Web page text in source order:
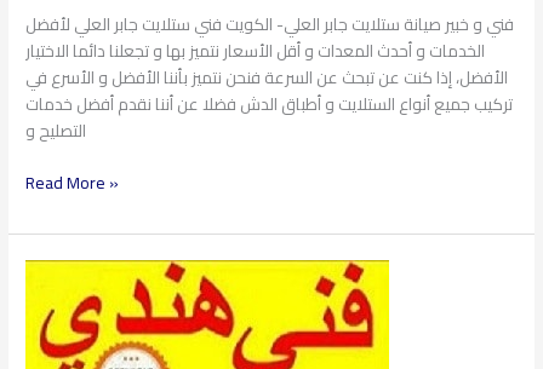
فني و خبير صيانة ستلايت جابر العلي- الكويت فني ستلايت جابر العلي لأفضل
الخدمات و أحدث المعدات و أقل الأسعار نتميز بها و تجعلنا دائما الاختيار
الأفضل، إذا كنت عن تبحث عن السرعة فنحن نتميز بأننا الأفضل و الأسرع في
تركيب جميع أنواع الستلايت و أطباق الدش فضلا عن أننا نقدم أفضل خدمات
التصليح و
Read More »
فني
ستلايت
العقلية​
97360525